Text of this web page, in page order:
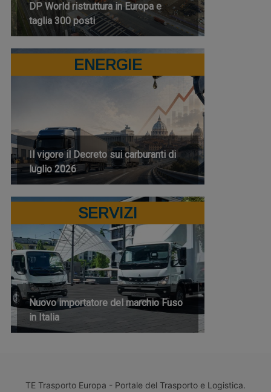
DP World ristruttura in Europa e
taglia 300 posti
ENERGIE
Il vigore il Decreto sui carburanti di
luglio 2026
SERVIZI
Nuovo importatore del marchio Fuso
in Italia
TE Trasporto Europa - Portale del Trasporto e Logistica.